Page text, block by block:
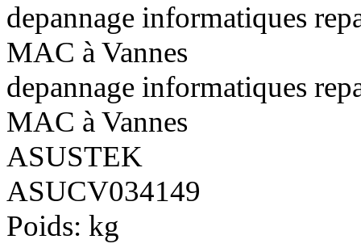
depannage informatiques
MAC à Vannes
depannage informatiques
MAC à Vannes
ASUSTEK
ASUCV034149
Poids: kg